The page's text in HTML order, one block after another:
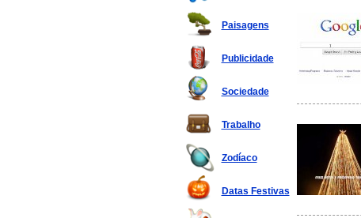
Paisagens
Publicidade
Sociedade
Trabalho
Zodíaco
Datas Festivas